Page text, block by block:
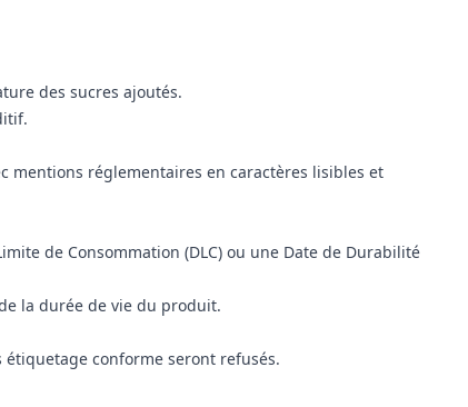
des sucres ajoutés.
mentions réglementaires en caractères lisibles et
de Consommation (DLC) ou une Date de Durabilité
la durée de vie du produit.
conforme seront refusés.